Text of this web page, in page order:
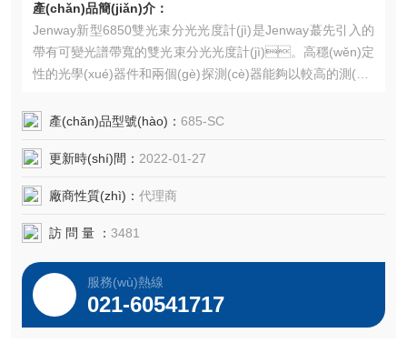
產(chǎn)品簡(jiǎn)介：
Jenway新型6850雙光束分光光度計(jì)是Jenway蕞先引入的
帶有可變光譜帶寬的雙光束分光光度計(jì)。高穩(wěn)定
性的光學(xué)器件和兩個(gè)探測(cè)器能夠以較高的測(cè)
品。6850的測(cè)量模式包括：光度學(xu
描，動(dòng)力學(xué)，定量，
DNA/RNA和蛋白質(zhì)分析。
產(chǎn)品型號(hào)： 685-SC
更新時(shí)間： 2022-01-27
廠商性質(zhì)： 代理商
訪 問 量 ： 3481
服務(wù)熱線
021-60541717